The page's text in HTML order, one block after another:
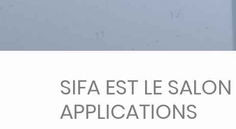
SIFA EST LE
APPLICATIONS